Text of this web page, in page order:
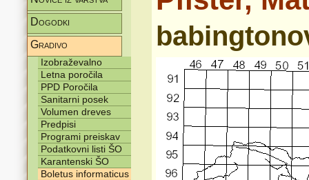
Dogodki
Gradivo
Izobraževalno
Letna poročila
PPD Poročila
Sanitarni posek
Volumen dreves
Predpisi
Programi preiskav
Podatkovni listi ŠO
Karantenski ŠO
Boletus informaticus